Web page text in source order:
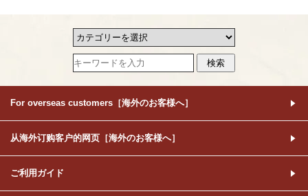
For overseas customers［海外のお客様へ］
从海外订购客户的网页［海外のお客様へ］
ご利用ガイド